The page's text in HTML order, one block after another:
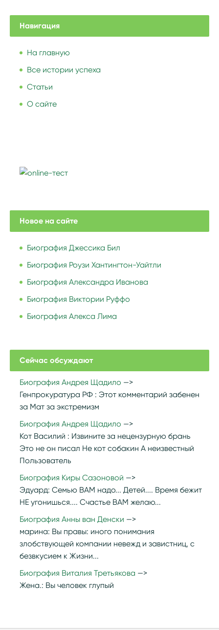
Навигация
На главную
Все истории успеха
Статьи
О сайте
Новое на сайте
Биография Джессика Бил
Биография Роузи Хантингтон-Уайтли
Биография Александра Иванова
Биография Виктории Руффо
Биография Алекса Лима
Сейчас обсуждают
Биография Андрея Щадило
Генпрокуратура РФ : Этот комментарий забенен
за Мат за экстремизм
Биография Андрея Щадило
Кот Василий : Извините за нецензурную брань
Это не он писал Не кот собакин А неизвестный
Пользователь
Биография Киры Сазоновой
Эдуард: Семью ВАМ надо... Детей.... Время бежит
НЕ угонишься.... Счастье ВАМ желаю...
Биография Анны ван Денски
марина: Вы правы: иного понимания
злобствующей компании невежд и завистниц, с
безвкусием к Жизни...
Биография Виталия Третьякова
Жена.: Вы человек глупый